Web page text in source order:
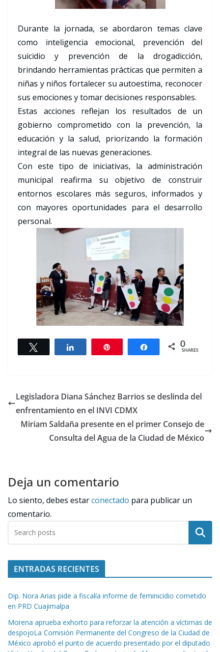
Durante la jornada, se abordaron temas clave
como inteligencia emocional, prevención del
suicidio y prevención de la drogadicción,
brindando herramientas prácticas que permiten a
niñas y niños fortalecer su autoestima, reconocer
sus emociones y tomar decisiones responsables.
Estas acciones reflejan los resultados de un
gobierno comprometido con la prevención, la
educación y la salud, priorizando la formación
integral de las nuevas generaciones.
Con este tipo de iniciativas, la administración
municipal reafirma su objetivo de construir
entornos escolares más seguros, informados y
con mayores oportunidades para el desarrollo
personal.
Share 0
SHARES
Legisladora Diana Sánchez Barrios se deslinda del
enfrentamiento en el INVI CDMX
Miriam Saldaña presente en el primer Consejo de
Consulta del Agua de la Ciudad de México
Deja un comentario
Lo siento, debes estarconectado para publicar un
comentario.
Buscar
ENTRADAS RECIENTES
Dip. Nora Arias pide a fiscalía informe de feminicidio cometido
en PRD Cuajimalpa
Morena aprueba exhorto para reforzar la atención a víctimas de
despojoLa Comisión Permanente del Congreso de la Ciudad de
México aprobó el punto de acuerdo presentado por el diputado